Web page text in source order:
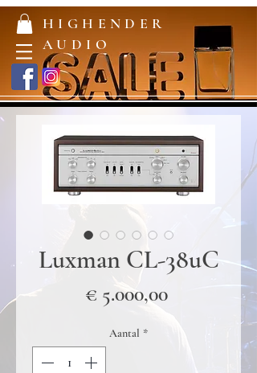
HIGHENDER
AUDIO
Luxman CL-38uC
€ 5.000,00Prijs
Aantal *